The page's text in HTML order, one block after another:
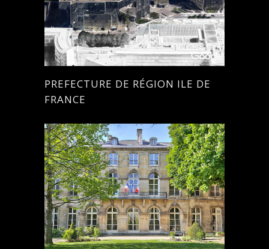
PREFECTURE DE RÉGION ILE DE
FRANCE